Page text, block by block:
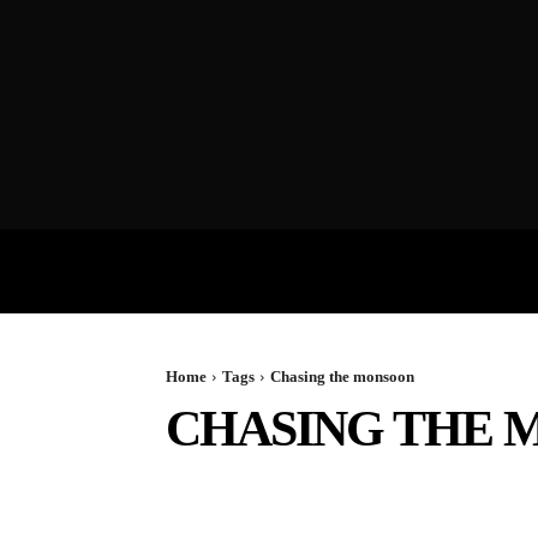
Home Tags Chasing the monsoon
CHASING THE